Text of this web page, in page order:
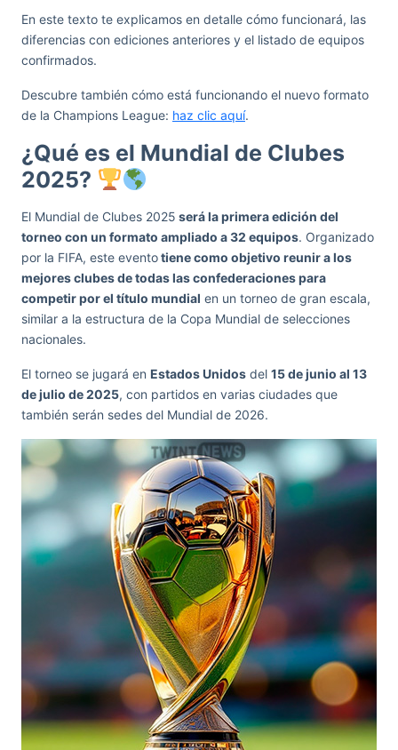
En este texto te explicamos en detalle cómo funcionará, las
diferencias con ediciones anteriores y el listado de equipos
confirmados.
Descubre también cómo está funcionando el nuevo formato
de la Champions League: haz clic aquí.
¿Qué es el Mundial de Clubes
2025?
El Mundial de Clubes 2025 será la primera edición del
torneo con un formato ampliado a 32 equipos. Organizado
por la FIFA, este eventotiene como objetivo reunir a los
mejores clubes de todas las confederaciones para
competir por el título mundial en un torneo de gran escala,
similar a la estructura de la Copa Mundial de selecciones
nacionales.
El torneo se jugará en Estados Unidos del 15 de junio al 13
de julio de 2025, con partidos en varias ciudades que
también serán sedes del Mundial de 2026.